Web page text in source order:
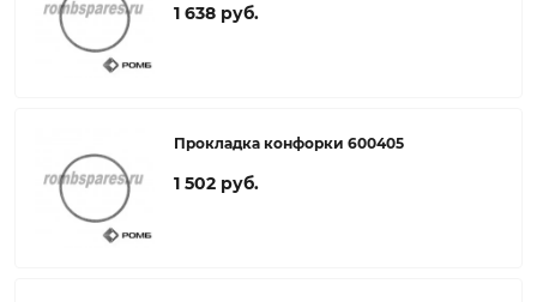
1 638 руб.
Прокладка конфорки 600405
1 502 руб.